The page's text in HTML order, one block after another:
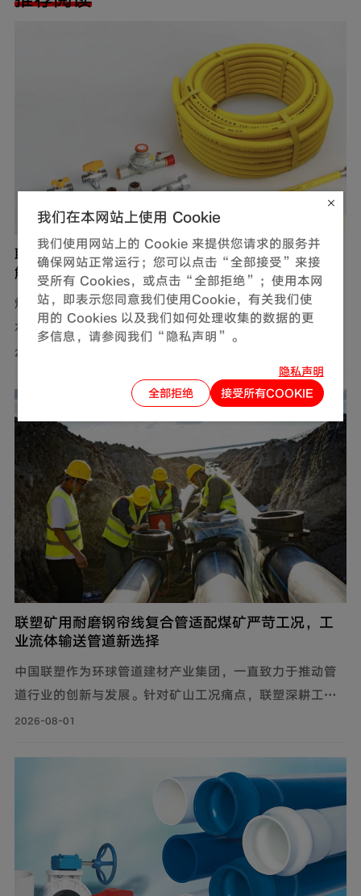
联塑燃气用不锈钢波纹软管，完善家装定制化管道
解决方案
燃气，作为现代生活中不可或缺的能源，满足了我们对热
水、美食以及舒适生活环境的追求。然而，燃气使用的安
全问题同样需要关注。联塑围绕家装场景打造定制化管道
解决方案，推出燃气用不锈钢波纹软管，依托过硬产品品
质保障家庭用气流畅稳定，为住户营造安心居家环境。
2026-08-01
联塑矿用耐磨钢帘线复合管适配煤矿严苛工况，工
业流体输送管道新选择
中国联塑作为环球管道建材产业集团，一直致力于推动管
道行业的创新与发展。针对矿山工况痛点，联塑深耕工业
流体输送管道领域，为解决煤矿井下钢制管道腐蚀严重、
层、钢帘线增强层、聚乙烯外管层复合而成。
2026-08-01
我们在本网站上使用 Cookie
我们使用网站上的 Cookie 来提供您请求的服务并
确保网站正常运行；您可以点击“全部接受”来接
受所有 Cookies，或点击“全部拒绝”；使用本网
站，即表示您同意我们使用Cookie，有关我们使
用的 Cookies 以及我们如何处理收集的数据的更
多信息，请参阅我们“隐私声明”。
隐私声明
全部拒绝
接受所有COOKIE